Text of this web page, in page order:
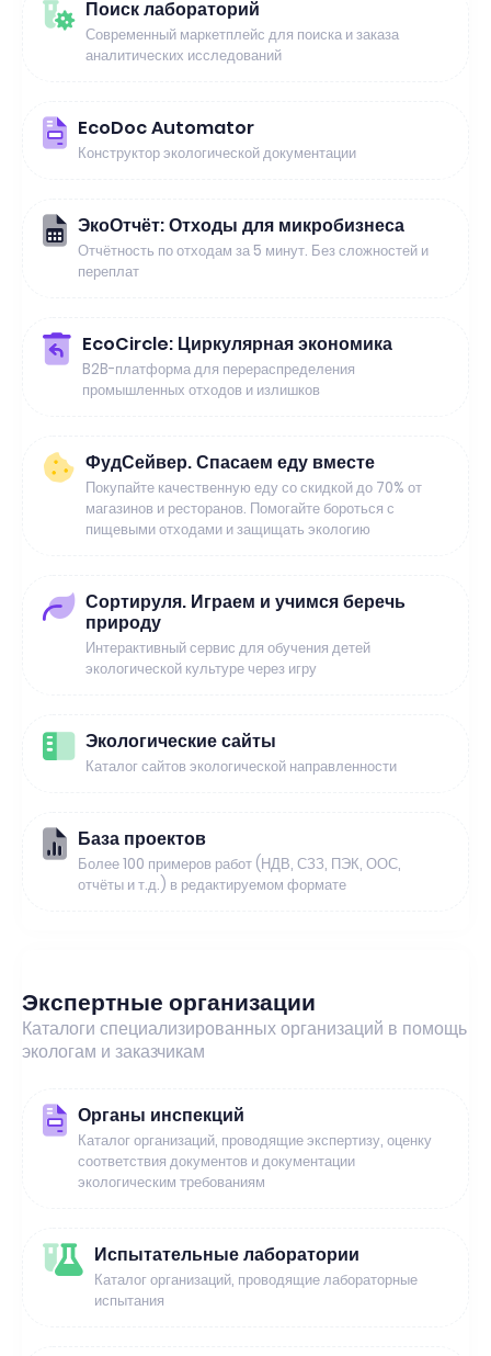
Поиск лабораторий
Современный маркетплейс для поиска и заказа
аналитических исследований
EcoDoc Automator
Конструктор экологической документации
ЭкоОтчёт: Отходы для микробизнеса
Отчётность по отходам за 5 минут. Без сложностей и
переплат
EcoCircle: Циркулярная экономика
B2B-платформа для перераспределения
промышленных отходов и излишков
ФудСейвер. Спасаем еду вместе
Покупайте качественную еду со скидкой до 70% от
магазинов и ресторанов. Помогайте бороться с
пищевыми отходами и защищать экологию
Сортируля. Играем и учимся беречь
природу
Интерактивный сервис для обучения детей
экологической культуре через игру
Экологические сайты
Каталог сайтов экологической направленности
База проектов
Более 100 примеров работ (НДВ, СЗЗ, ПЭК, ООС,
отчёты и т.д.) в редактируемом формате
Экспертные организации
Каталоги специализированных организаций в помощь
экологам и заказчикам
Органы инспекций
Каталог организаций, проводящие экспертизу, оценку
соответствия документов и документации
экологическим требованиям
Испытательные лаборатории
Каталог организаций, проводящие лабораторные
испытания